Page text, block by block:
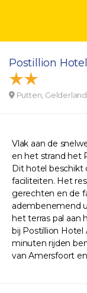
Postillion
Putten,
Vlak aan de
en het strand het
Dit hotel beschikt
faciliteiten. Het
gerechten en de
adembenemend
het terras pal aan
bij Postillion
minuten rijden
van Amersfoort